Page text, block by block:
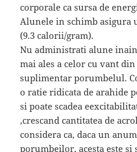
corporale ca sursa de
Alunele in schimb asigura
(9.3 calorii/gram).
Nu administrati alune
mai ales a celor cu vant
suplimentar porumbelul.
o ratie ridicata de arahide
si poate scadea
,crescand cantitatea de
considera ca, daca un
porumbeilor, acesta este si